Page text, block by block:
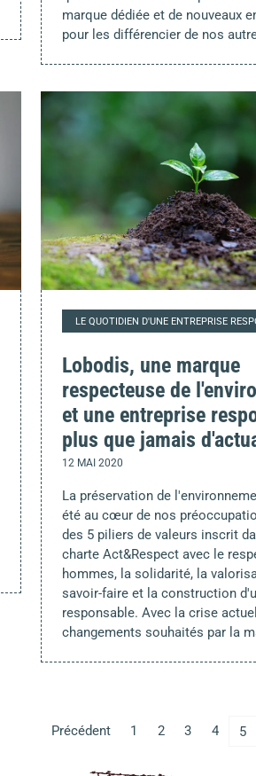
marque dédiée et de nouveaux
pour les différencier de nos
LE QUOTIDIEN D'UNE ENTREPRISE
Lobodis, une marque
respecteuse de
et une entreprise
plus que jamais
12 MAI 2020
La préservation de
été au cœur de nos
des 5 piliers de valeurs inscrit
charte Act&Respect avec le
hommes, la solidarité, la
savoir-faire et la construction
responsable. Avec la crise
changements souhaités par la
Précédent 1 2 3 4 5